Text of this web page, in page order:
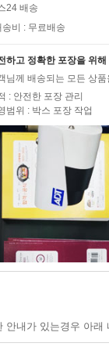
24 배송
송비 : 무료배송
하고 정확한 포장을 위
님께 배송되는 모든 상
: 안전한 포장 관리
범위 : 박스 포장 작업
내가 있는경우 아